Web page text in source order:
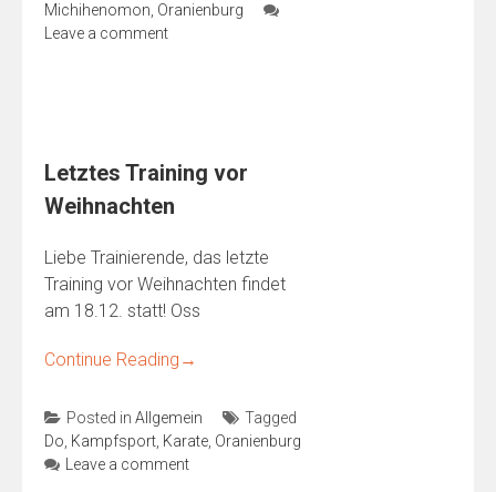
Michihenomon Oranienburg
Leave a comment
Letztes Training vor
Weihnachten
Liebe Trainierende, das letzte
Training vor Weihnachten findet
am 18.12. statt! Oss
Continue Reading →
Posted in Allgemein
Tagged
Do Kampfsport Karate Oranienburg
Leave a comment